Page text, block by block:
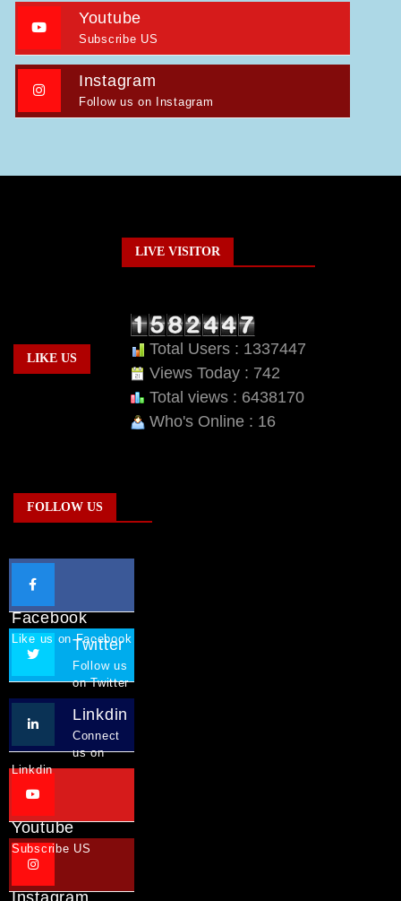
Youtube
Subscribe US
Instagram
Follow us on Instagram
LIKE US
LIVE VISITOR
Total Users : 1337447
Views Today : 742
Total views : 6438170
Who's Online : 16
FOLLOW US
Facebook
Like us on Facebook
Twitter
Follow us
on Twitter
Linkdin
Connect
us on
Linkdin
Youtube
Subscribe US
Instagram